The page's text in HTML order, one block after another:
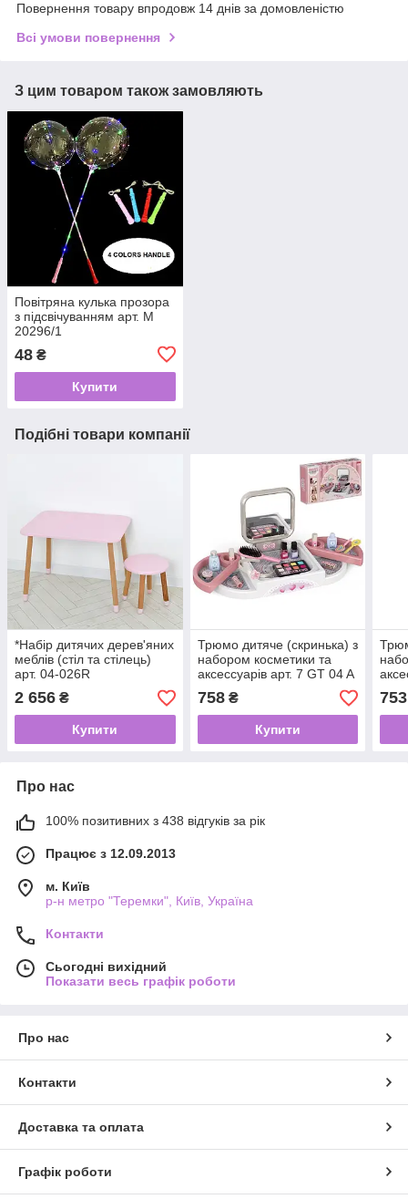
Повернення товару впродовж 14 днів за домовленістю
Всі умови повернення
З цим товаром також замовляють
Повітряна кулька прозора
з підсвічуванням арт. М
20296/1
48 ₴
Купити
Подібні товари компанії
*Набір дитячих дерев'яних
меблів (стіл та стілець)
арт. 04-026R
2 656 ₴
Купити
Трюмо дитяче (скринька) з
набором косметики та
аксессуарів арт. 7 GT 04 A
758₴
Купити
753
Про нас
100% позитивних з 438 відгуків за рік
Працює з 12.09.2013
м. Київ
р-н метро "Теремки", Київ, Україна
Контакти
Сьогодні вихідний
Показати весь графік роботи
Про нас
Контакти
Доставка та оплата
Графік роботи